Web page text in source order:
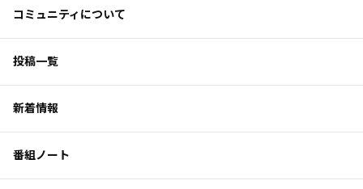
コミュニティについて
投稿一覧
新着情報
番組ノート